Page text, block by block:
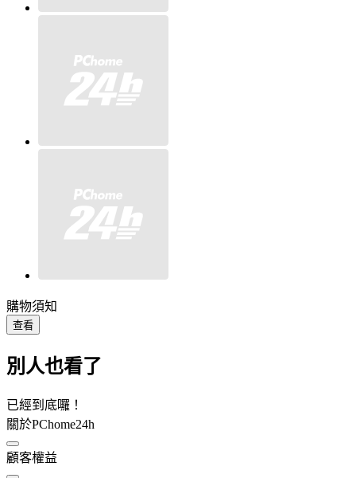
購物須知
查看
別人也看了
已經到底囉！
關於PChome24h
顧客權益